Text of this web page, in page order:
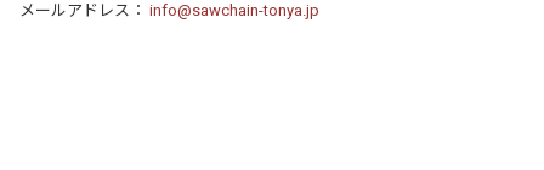
メールアドレス：info@sawchain-tonya.jp